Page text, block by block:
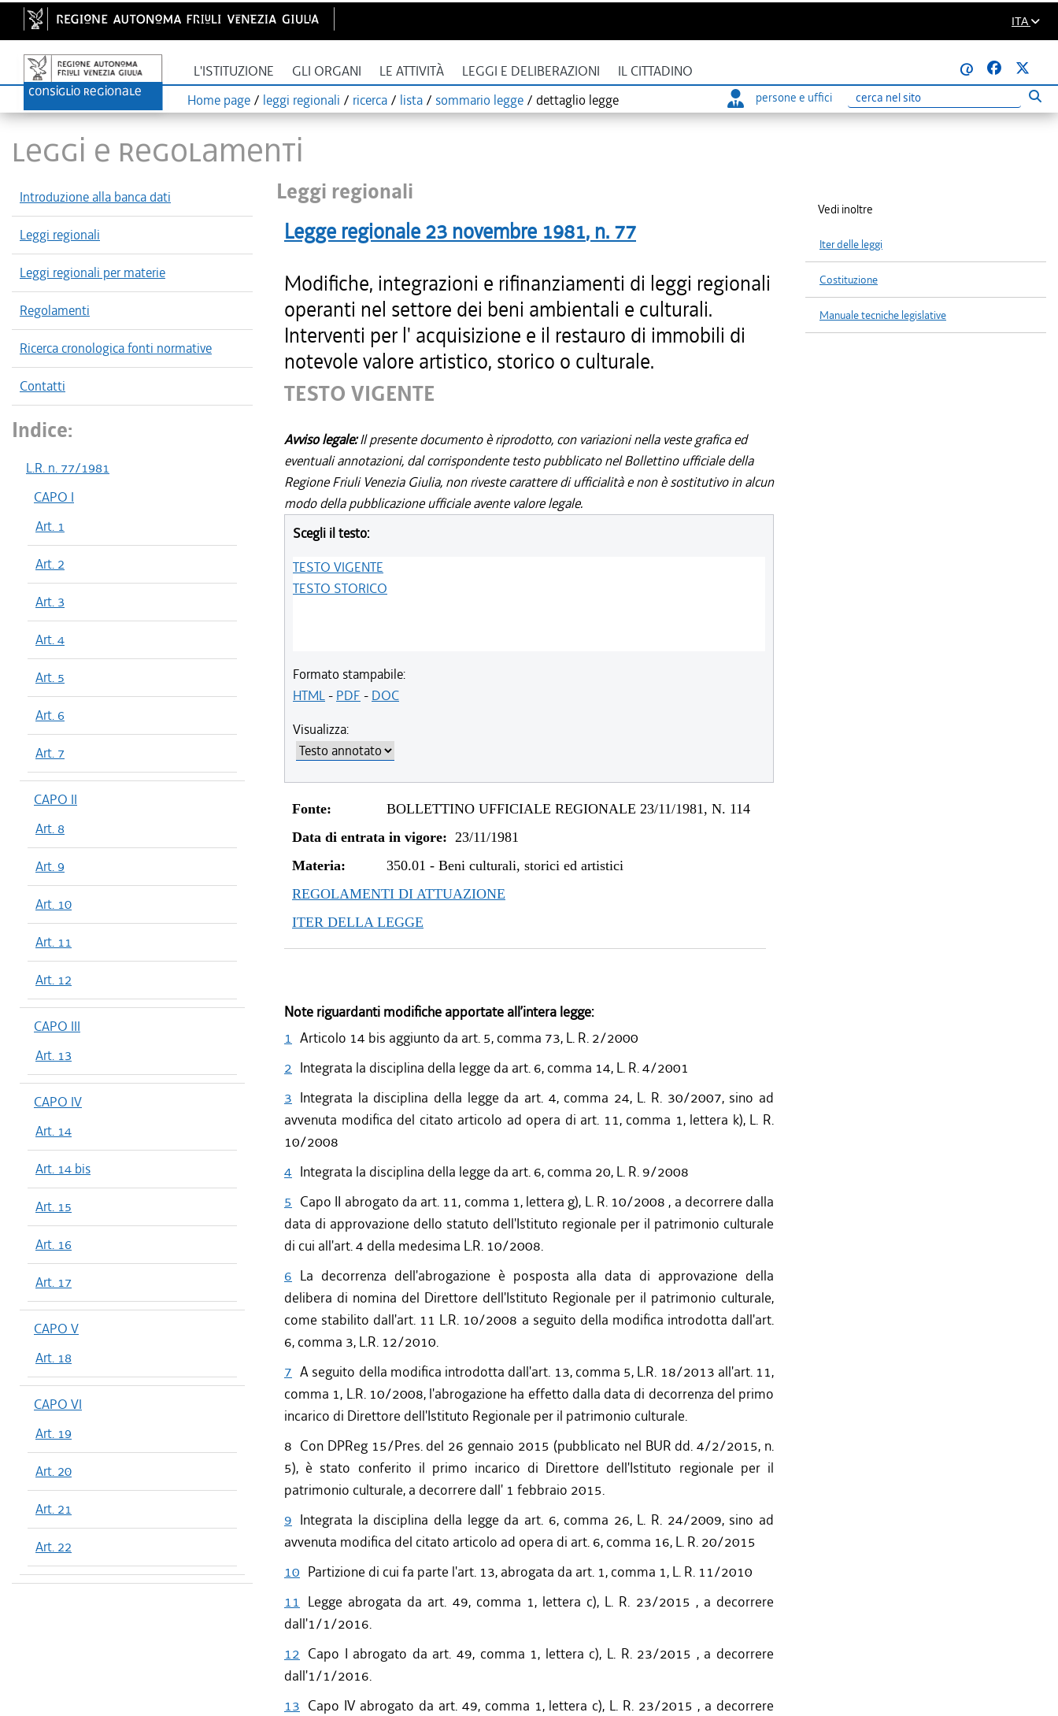
ITA
L'ISTITUZIONE GLI ORGANI LE ATTIVITÀ LEGGI E DELIBERAZIONI IL CITTADINO
@
Home page / leggi regionali / ricerca / lista / sommario legge / dettaglio legge persone e uffici
Ricerca
LEGGI E REGOLAMENTI
Introduzione alla banca dati
Leggi regionali
Leggi regionali per materie
Regolamenti
Ricerca cronologica fonti normative
Contatti
Indice:
L.R. n. 77/1981
CAPO I
Art. 1
Art. 2
Art. 3
Art. 4
Art. 5
Art. 6
Art. 7
CAPO II
Art. 8
Art. 9
Art. 10
Art. 11
Art. 12
CAPO III
Art. 13
CAPO IV
Art. 14
Art. 14 bis
Art. 15
Art. 16
Art. 17
CAPO V
Art. 18
CAPO VI
Art. 19
Art. 20
Art. 21
Art. 22
Leggi regionali
Legge regionale 23 novembre 1981, n. 77
Modifiche, integrazioni e rifinanziamenti di leggi regionali
operanti nel settore dei beni ambientali e culturali.
Interventi per l' acquisizione e il restauro di immobili di
notevole valore artistico, storico o culturale.
TESTO VIGENTE
Avviso legale:Il presente documento è riprodotto, con variazioni nella veste grafica ed
eventuali annotazioni, dal corrispondente testo pubblicato nel Bollettino ufficiale della
Regione Friuli Venezia Giulia, non riveste carattere di ufficialità e non è sostitutivo in alcun
modo della pubblicazione ufficiale avente valore legale.
Scegli il testo:
TESTO VIGENTE
TESTO STORICO
Formato stampabile:
HTML- PDF - DOC
Visualizza:
Fonte:
BOLLETTINO UFFICIALE REGIONALE 23/11/1981, N. 114
Data di entrata in vigore: 23/11/1981
Materia:
350.01 -Beni culturali, storici ed artistici
REGOLAMENTI DI ATTUAZIONE
ITER DELLA LEGGE
Note riguardanti modifiche apportate all’intera legge:
1 Articolo 14 bis aggiunto da art. 5, comma 73, L. R. 2/2000
2 Integrata la disciplina della legge da art. 6, comma 14, L. R. 4/2001
3 Integrata la disciplina della legge da art. 4, comma 24, L. R. 30/2007, sino ad
avvenuta modifica del citato articolo ad opera di art. 11, comma 1, lettera k), L. R.
10/2008
4 Integrata la disciplina della legge da art. 6, comma 20, L. R. 9/2008
5 Capo II abrogato da art. 11, comma 1, lettera g), L. R. 10/2008 , a decorrere dalla
data di approvazione dello statuto dell'Istituto regionale per il patrimonio culturale
di cui all'art. 4 della medesima L.R. 10/2008.
6 La decorrenza dell'abrogazione è posposta alla data di approvazione della
delibera di nomina del Direttore dell'Istituto Regionale per il patrimonio culturale,
come stabilito dall'art. 11 L.R. 10/2008 a seguito della modifica introdotta dall'art.
6, comma 3, L.R. 12/2010.
7 A seguito della modifica introdotta dall'art. 13, comma 5, L.R. 18/2013 all'art. 11,
comma 1, L.R. 10/2008, l'abrogazione ha effetto dalla data di decorrenza del primo
incarico di Direttore dell'Istituto Regionale per il patrimonio culturale.
8 Con DPReg 15/Pres. del 26 gennaio 2015 (pubblicato nel BUR dd. 4/2/2015, n.
5), è stato conferito il primo incarico di Direttore dell'Istituto regionale per il
patrimonio culturale, a decorrere dall' 1 febbraio 2015.
9 Integrata la disciplina della legge da art. 6, comma 26, L. R. 24/2009, sino ad
avvenuta modifica del citato articolo ad opera di art. 6, comma 16, L. R. 20/2015
10 Partizione di cui fa parte l'art. 13, abrogata da art. 1, comma 1, L. R. 11/2010
11 Legge abrogata da art. 49, comma 1, lettera c), L. R. 23/2015 , a decorrere
dall'1/1/2016.
12 Capo I abrogato da art. 49, comma 1, lettera c), L. R. 23/2015 , a decorrere
dall'1/1/2016.
13 Capo IV abrogato da art. 49, comma 1, lettera c), L. R. 23/2015 , a decorrere
Vedi inoltre
Iter delle leggi
Costituzione
Manuale tecniche legislative